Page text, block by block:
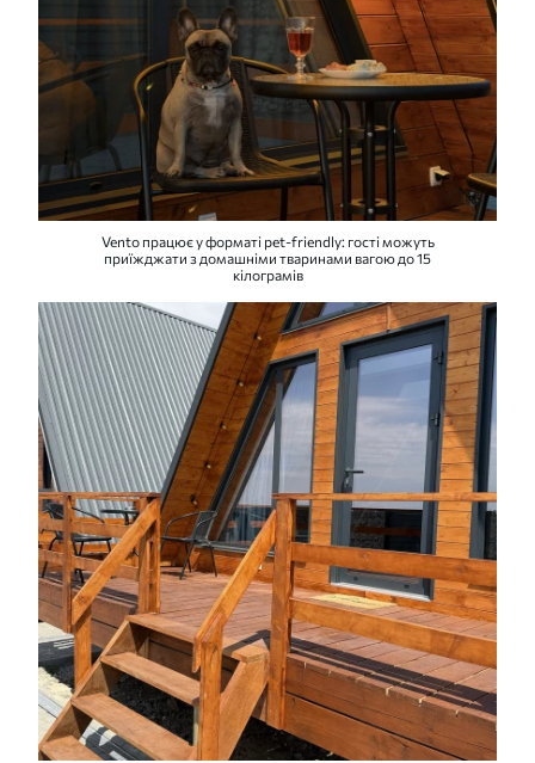
Vento працює у форматі pet-friendly: гості можуть
приїжджати з домашніми тваринами вагою до 15
кілограмів